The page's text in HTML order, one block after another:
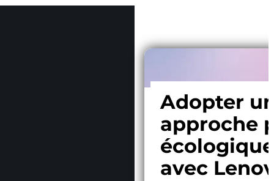
Adopter
approche
écologique
avec